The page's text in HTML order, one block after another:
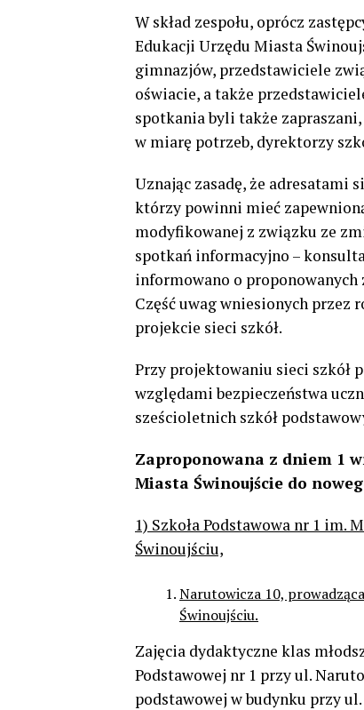
W skład zespołu, oprócz
Edukacji Urzędu Miasta
gimnazjów, przedstawiciele
oświacie, a także
spotkania byli także zapraszani,
w miarę potrzeb, dyrektorzy
Uznając zasadę, że adresatami
którzy powinni mieć
modyfikowanej z związku ze
spotkań informacyjno –
informowano o
Część uwag wniesionych przez
projekcie sieci szkół.
Przy projektowaniu sieci szkół
względami bezpieczeństwa
sześcioletnich szkół
Zaproponowana z dniem 1
Miasta Świnoujście do
1) Szkoła Podstawowa nr 1 im.
Świnoujściu,
Narutowicza 10,
Świnoujściu.
Zajęcia dydaktyczne klas
Podstawowej nr 1 przy ul.
podstawowej w budynku przy